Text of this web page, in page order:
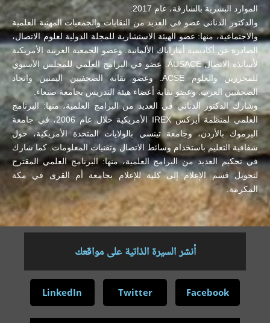
الموارد البشرية بالشارقة، عام 2017.
والدكتور الدناني عضو في العديد من النقابات والجمعيات المهنية العلمية
والاجتماعية، منها: عضو الهيئة الاستشارية للمجلة الدولية لعلوم الاتصال،
الصادرة عن أكاديمية أماراباك الألمانية. وعضو الجمعية العربية الأمريكية
لأساتذة الاتصال AUSACE. عضو في البرامج العلمي للمجلس الآسيوي
للمحررين والعلوم ACSE. وعضو نقابة الصحفيين اليمنين واتحاد
الصحفيين العرب. وعضو نقابة أعضاء هيئة التدريس بجامعة صنعاء.
وشارك الدكتور الدناني في العديد من البرامج العلمية، منها: البرنامج
العلمي لمنظمة أيركس IREX الأمريكية خلال عام 2006، في جامعة
اليرموك بالأردن، وجامعة تينسي بالولايات المتحدة الأمريكية، حول
شفافية التعليم باستخدام وسائط الاتصال وتقنيات المعلومات. كما شارك
في تحكيم العديد من البرامج العلمية، منها: البرنامج العلمي المقترح
لتحويل قسم الإعلام إلى كلية للإعلام بجامعة أم القرى في مكة
المكرمة.
أنشر السيرة الذاتية على مواقعك
Facebook
Twitter
LinkedIn